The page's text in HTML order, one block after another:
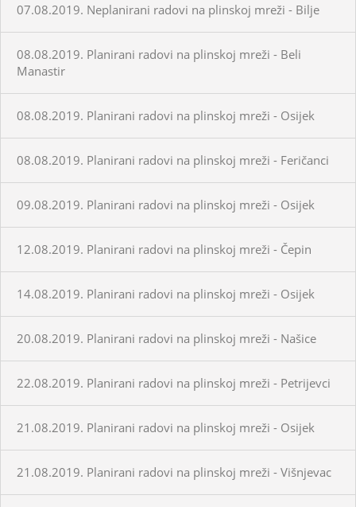
07.08.2019. Neplanirani radovi na plinskoj mreži - Bilje
08.08.2019. Planirani radovi na plinskoj mreži - Beli
Manastir
08.08.2019. Planirani radovi na plinskoj mreži - Osijek
08.08.2019. Planirani radovi na plinskoj mreži - Feričanci
09.08.2019. Planirani radovi na plinskoj mreži - Osijek
12.08.2019. Planirani radovi na plinskoj mreži - Čepin
14.08.2019. Planirani radovi na plinskoj mreži - Osijek
20.08.2019. Planirani radovi na plinskoj mreži - Našice
22.08.2019. Planirani radovi na plinskoj mreži - Petrijevci
21.08.2019. Planirani radovi na plinskoj mreži - Osijek
21.08.2019. Planirani radovi na plinskoj mreži - Višnjevac